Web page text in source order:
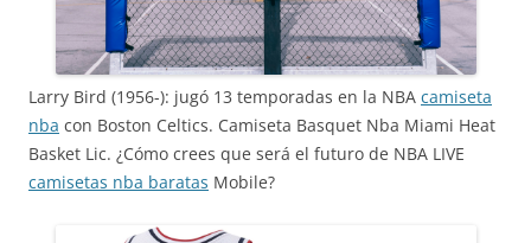
Larry Bird (1956-): jugó 13 temporadas en la NBA camiseta
nba con Boston Celtics. Camiseta Basquet Nba Miami Heat
Basket Lic. ¿Cómo crees que será el futuro de NBA LIVE
camisetas nba baratas Mobile?